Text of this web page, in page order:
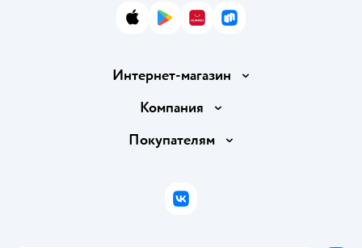
App StoreGoogle Play
AppGallery
RuStore
Интернет-магазин
Доставка и оплата
Правила продажи
Политика использования файлов cookie
Компания
Вакансии
Покупателям
Бонусные карты
ВКонтакте